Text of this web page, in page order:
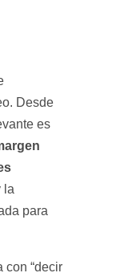
Desde
es
la
para
con “decir